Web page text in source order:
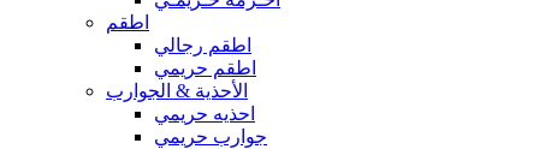
اطقم
اطقم رجالي
اطقم حريمي
الأحذية & الجوارب
احذيه حريمي
جوارب حريمي